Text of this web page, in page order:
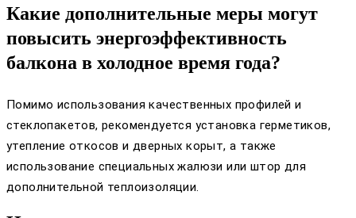
Какие дополнительные меры могут
повысить энергоэффективность
балкона в холодное время года?
Помимо использования качественных профилей и
стеклопакетов, рекомендуется установка герметиков,
утепление откосов и дверных корыт, а также
использование специальных жалюзи или штор для
дополнительной теплоизоляции.